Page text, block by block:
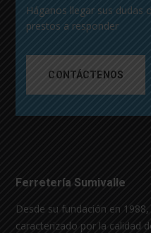
Háganos llegar sus
prestos a responder
CONTÁCTENOS
Ferretería Sumivalle
Desde su fundación en
caracterizado por la calidad